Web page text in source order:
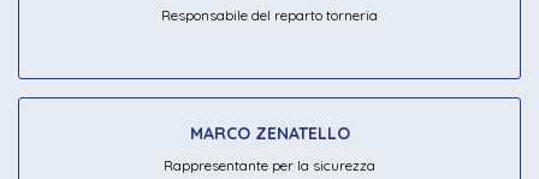
Responsabile del reparto torneria
MARCO ZENATELLO
Rappresentante per la sicurezza